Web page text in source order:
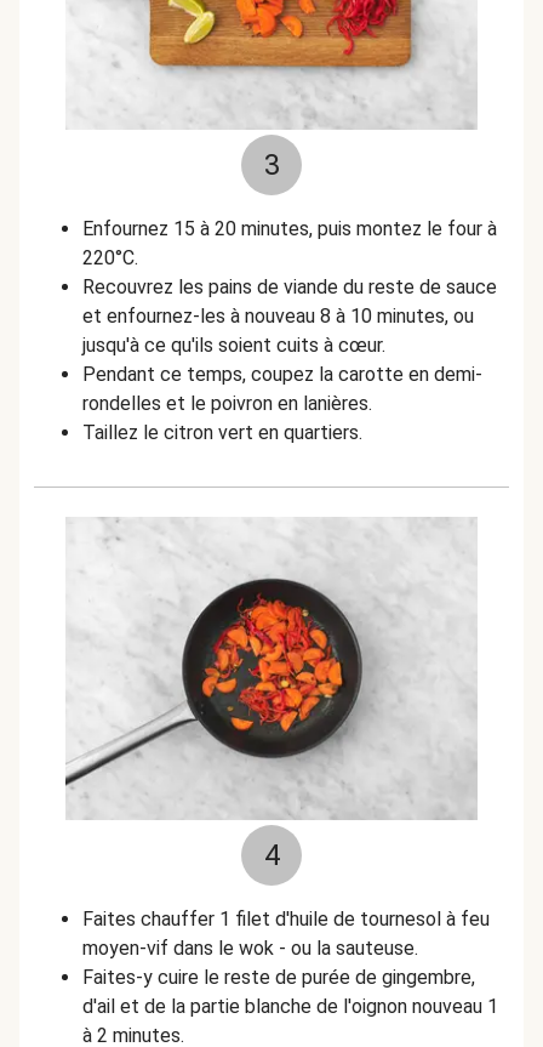
3
Enfournez 15 à 20 minutes, puis montez le four à
220°C.
Recouvrez les pains de viande du reste de sauce
et enfournez-les à nouveau 8 à 10 minutes, ou
jusqu'à ce qu'ils soient cuits à cœur.
Pendant ce temps, coupez la carotte en demi-
rondelles et le poivron en lanières.
Taillez le citron vert en quartiers.
4
Faites chauffer 1 filet d'huile de tournesol à feu
moyen-vif dans le wok - ou la sauteuse.
Faites-y cuire le reste de purée de gingembre,
d'ail et de la partie blanche de l'oignon nouveau 1
à 2 minutes.